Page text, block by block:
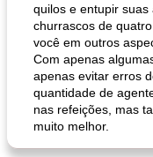
quilos e entupir
churrascos de
você em outros
Com apenas
apenas evitar erros
quantidade de
nas refeições, mas
muito melhor.